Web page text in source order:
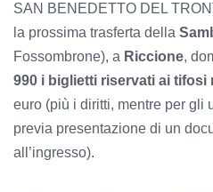
SAN BENEDETTO DEL
la prossima trasferta della
Fossombrone), a Riccione,
990 i biglietti riservati ai tifosi
euro (più i diritti, mentre per gli
previa presentazione di un
all’ingresso).